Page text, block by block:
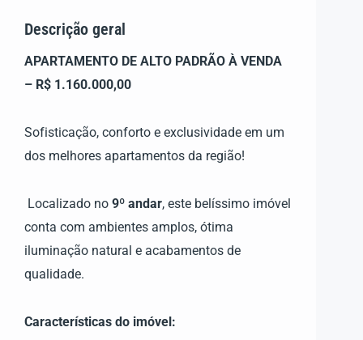
Descrição geral
APARTAMENTO DE ALTO PADRÃO À VENDA
– R$ 1.160.000,00
Sofisticação, conforto e exclusividade em um
dos melhores apartamentos da região!
Localizado no 9º andar, este belíssimo imóvel
conta com ambientes amplos, ótima
iluminação natural e acabamentos de
qualidade.
Características do imóvel: